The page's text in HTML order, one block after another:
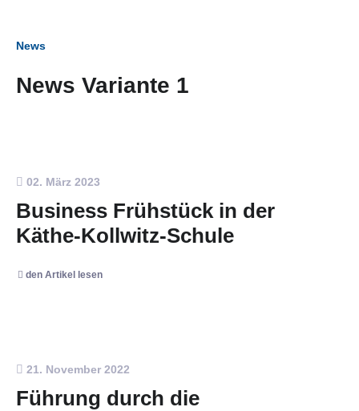
News
News Variante 1
02. März 2023
Business Frühstück in der
Käthe-Kollwitz-Schule
den Artikel lesen
21. November 2022
Führung durch die